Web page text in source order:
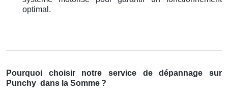
optimal.
Pourquoi choisir notre service de dépannage sur
Punchy dans la Somme ?